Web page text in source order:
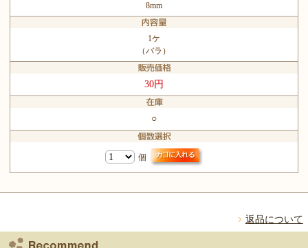
8mm
1ケ
（バラ）
30円
○
個
返品について